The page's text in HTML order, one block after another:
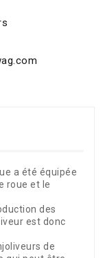
a été équipée
roue et le
des
est donc
de